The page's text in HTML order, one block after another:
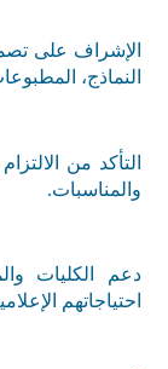
الإشراف على
النماذج،
التأكد من
والمناسبات.
دعم الكليات
احتياجاتهم